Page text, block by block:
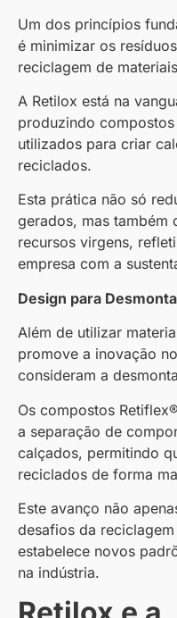
Um dos princípios
é minimizar os
reciclagem de
A Retilox está na
produzindo
utilizados para criar
reciclados.
Esta prática não só
gerados, mas também
recursos virgens,
empresa com a
Design para
Além de utilizar
promove a inovação
consideram a
Os compostos
a separação de
calçados, permitindo
reciclados de forma
Este avanço não
desafios da
estabelece novos
na indústria.